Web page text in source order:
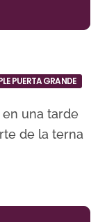
PUERTA GRANDE
de la terna